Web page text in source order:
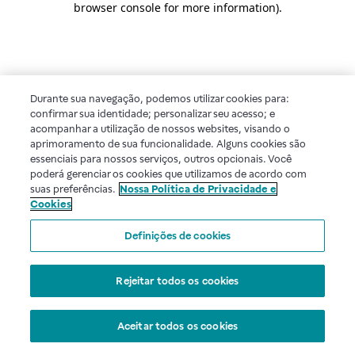
browser console for more information).
Durante sua navegação, podemos utilizar cookies para:
confirmar sua identidade; personalizar seu acesso; e
acompanhar a utilização de nossos websites, visando o
aprimoramento de sua funcionalidade. Alguns cookies são
essenciais para nossos serviços, outros opcionais. Você
poderá gerenciar os cookies que utilizamos de acordo com
suas preferências. Nossa Política de Privacidade e
Cookies
Definições de cookies
Rejeitar todos os cookies
Aceitar todos os cookies